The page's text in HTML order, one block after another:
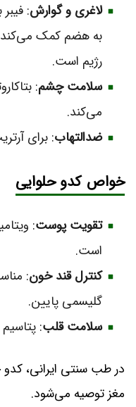
لاغری و گوارش:
به هضم کمک می‌کند
رژیم است.
سلامت چشم:
می‌کند.
ضدالتهاب: برای
خواص کدو حلوایی
تقویت پوست
است.
کنترل قند خون:
گلیسمی پایین.
سلامت قلب:
در طب سنتی ایرانی، کدو
مغز توصیه می‌شود.